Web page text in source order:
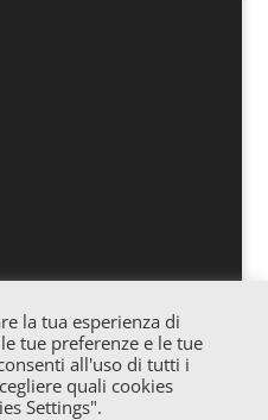
– Via Vitale 25
– Iscrizione
di Enna n° 02/2016
Trovato – E-mail:
la tua esperienza di
tue preferenze e le tue
all'uso di tutti i
quali cookies
Settings".